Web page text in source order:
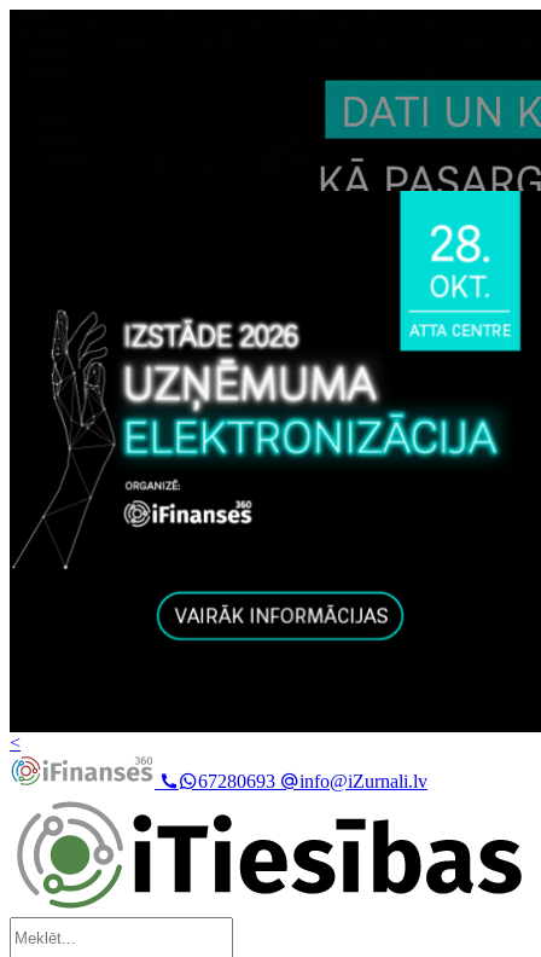
<
67280693
info@iZurnali.lv